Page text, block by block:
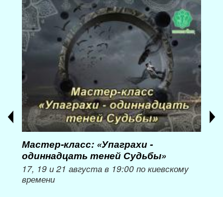
Мастер-класс: «Упаграхи -
одиннадцать теней Судьбы»
17, 19 и 21 августа в 19:00 по киевскому
времени